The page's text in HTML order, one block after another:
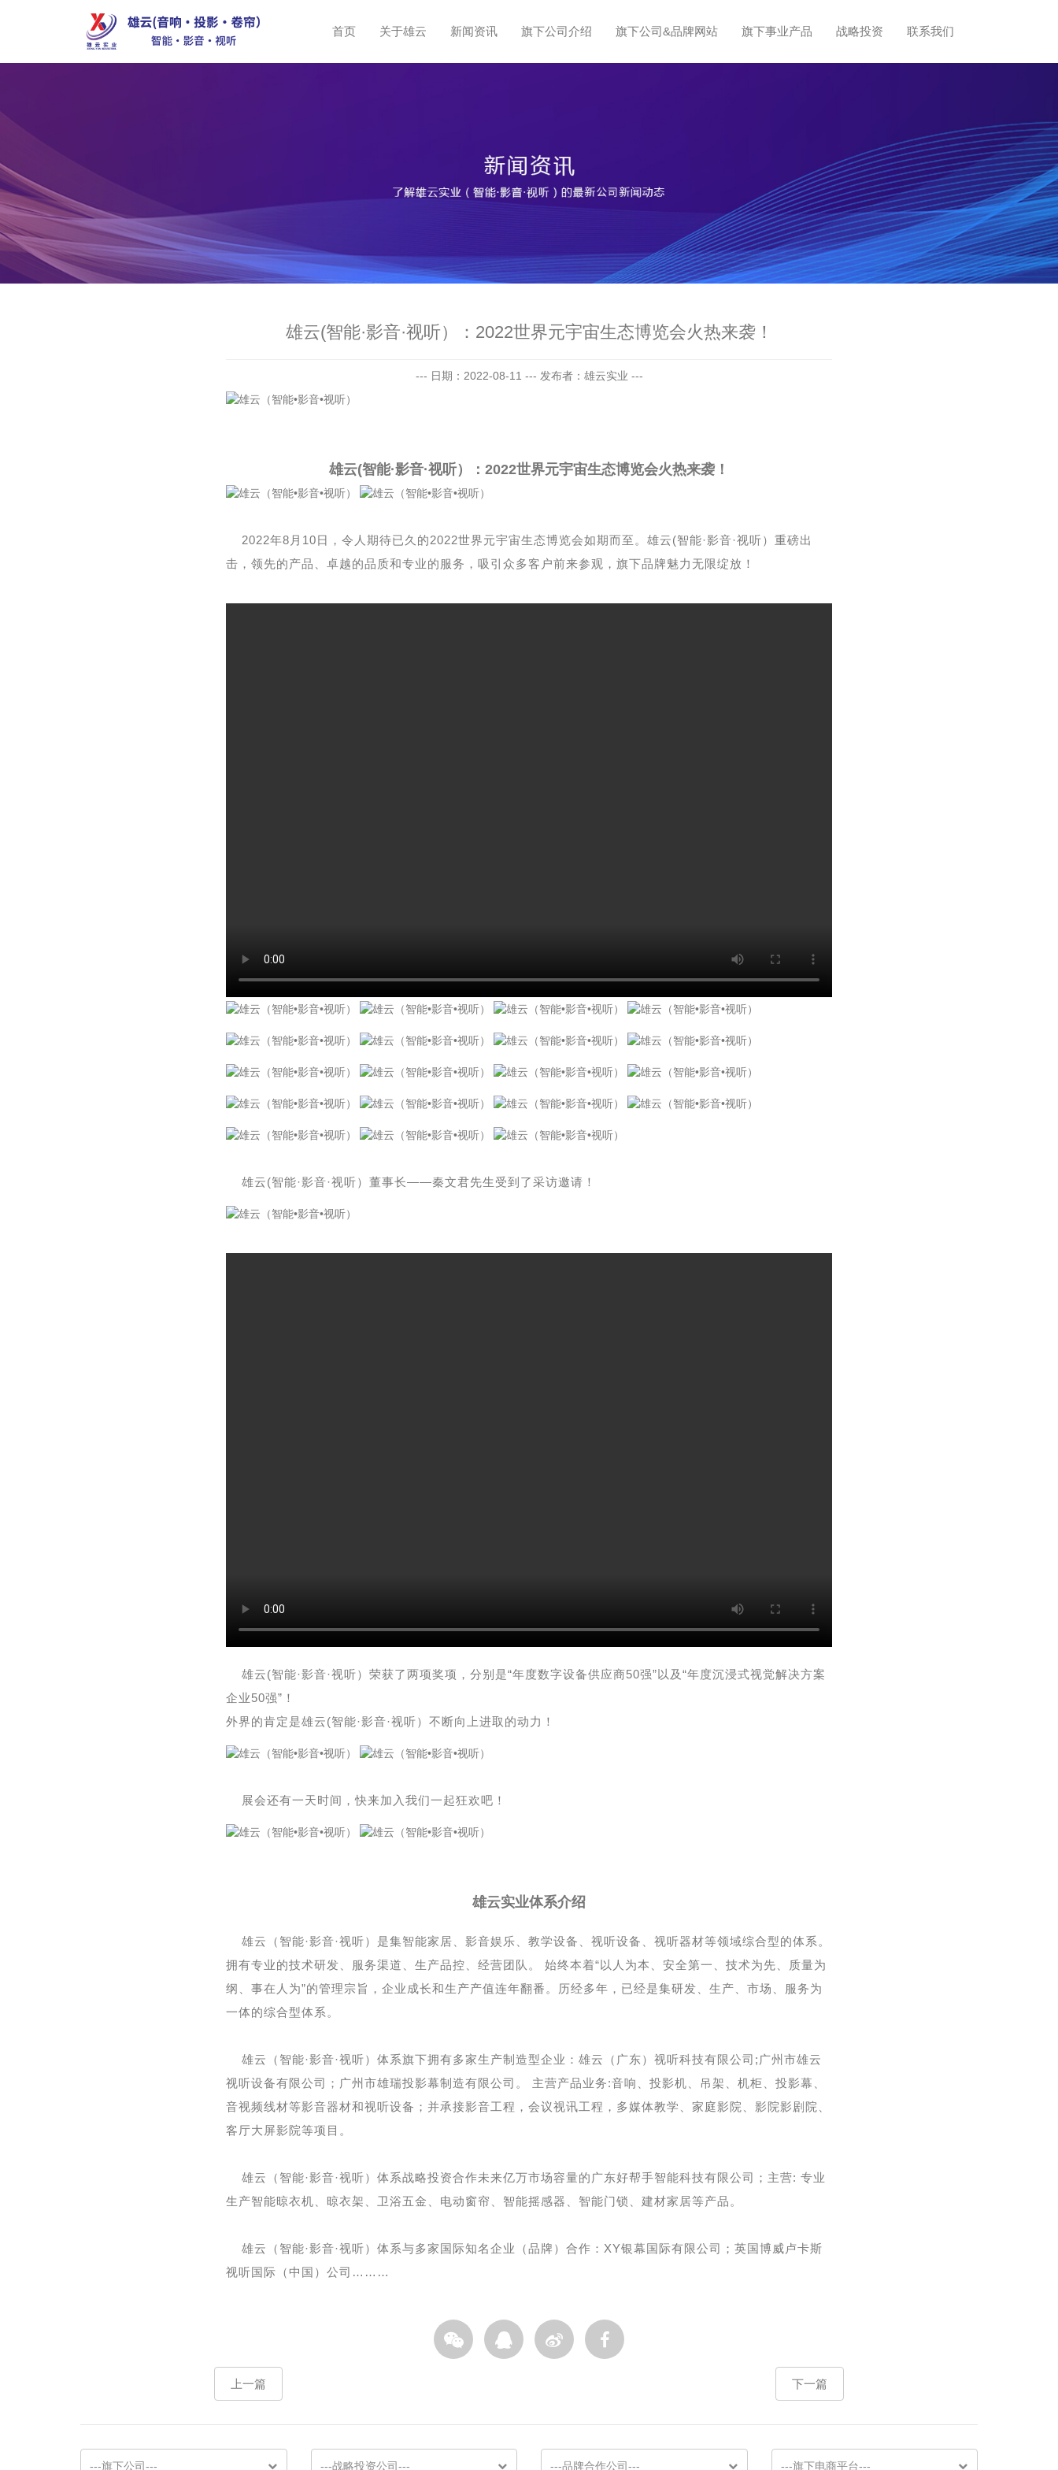
首页 关于雄云 新闻资讯 旗下公司介绍 旗下公司&品牌网站 旗下事业产品 战略投资 联系我们
雄云(智能·影音·视听）：2022世界元宇宙生态博览会火热来袭！
--- 日期：2022-08-11 --- 发布者：雄云实业 ---
雄云(智能·影音·视听）：2022世界元宇宙生态博览会火热来袭！
2022年8月10日，令人期待已久的2022世界元宇宙生态博览会如期而至。雄云(智能·影音·视听）重磅出
击，领先的产品、卓越的品质和专业的服务，吸引众多客户前来参观，旗下品牌魅力无限绽放！
雄云(智能·影音·视听）董事长——秦文君先生受到了采访邀请！
雄云(智能·影音·视听）荣获了两项奖项，分别是“年度数字设备供应商50强”以及“年度沉浸式视觉解决方案
企业50强”！
外界的肯定是雄云(智能·影音·视听）不断向上进取的动力！
展会还有一天时间，快来加入我们一起狂欢吧！
雄云实业体系介绍
雄云（智能·影音·视听）是集智能家居、影音娱乐、教学设备、视听设备、视听器材等领域综合型的体系。
拥有专业的技术研发、服务渠道、生产品控、经营团队。 始终本着“以人为本、安全第一、技术为先、质量为
纲、事在人为”的管理宗旨，企业成长和生产产值连年翻番。历经多年，已经是集研发、生产、市场、服务为
一体的综合型体系。
雄云（智能·影音·视听）体系旗下拥有多家生产制造型企业：雄云（广东）视听科技有限公司;广州市雄云
视听设备有限公司；广州市雄瑞投影幕制造有限公司。 主营产品业务:音响、投影机、吊架、机柜、投影幕、
音视频线材等影音器材和视听设备；并承接影音工程，会议视讯工程，多媒体教学、家庭影院、影院影剧院、
客厅大屏影院等项目。
雄云（智能·影音·视听）体系战略投资合作未来亿万市场容量的广东好帮手智能科技有限公司；主营: 专业
生产智能晾衣机、晾衣架、卫浴五金、电动窗帘、智能摇感器、智能门锁、建材家居等产品。
雄云（智能·影音·视听）体系与多家国际知名企业（品牌）合作：XY银幕国际有限公司；英国博威卢卡斯
视听国际（中国）公司………
上一篇 下一篇
---旗下公司--- ---战略投资公司--- ---品牌合作公司--- ---旗下电商平台---